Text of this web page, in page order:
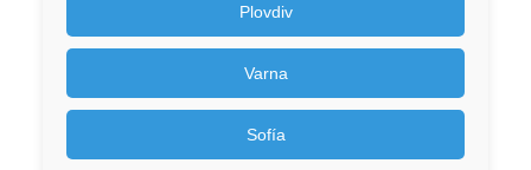
Plovdiv
Varna
Sofía